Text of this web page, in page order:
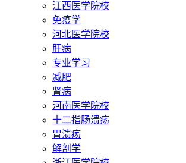
江西医学院校
免疫学
河北医学院校
肝病
专业学习
减肥
肾病
河南医学院校
十二指肠溃疡
胃溃疡
解剖学